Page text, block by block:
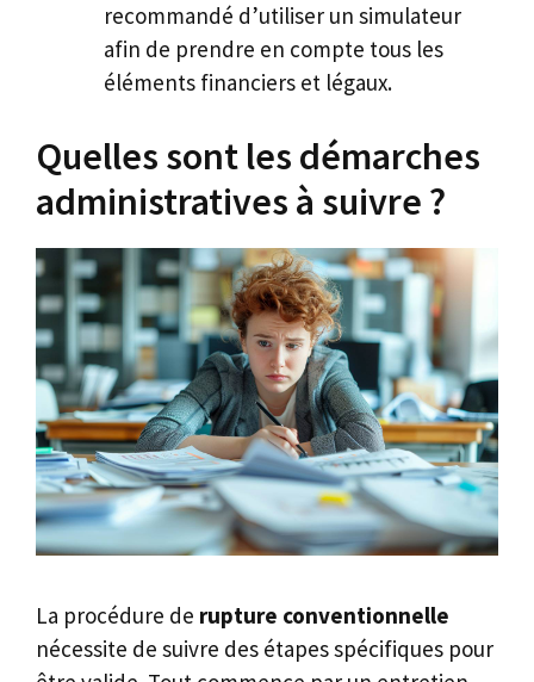
recommandé d’utiliser un simulateur
afin de prendre en compte tous les
éléments financiers et légaux.
Quelles sont les démarches
administratives à suivre ?
La procédure de rupture conventionnelle
nécessite de suivre des étapes spécifiques pour